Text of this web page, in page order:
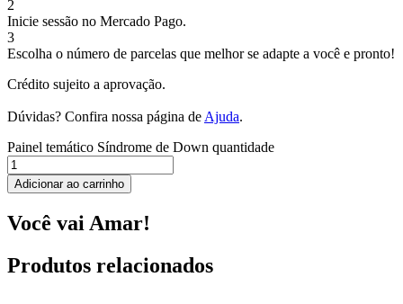
2
Inicie sessão no Mercado Pago.
3
Escolha o número de parcelas que melhor se adapte a você e pronto!
Crédito sujeito a aprovação.
Dúvidas? Confira nossa página de Ajuda.
Painel temático Síndrome de Down quantidade
Adicionar ao carrinho
Você vai Amar!
Produtos relacionados